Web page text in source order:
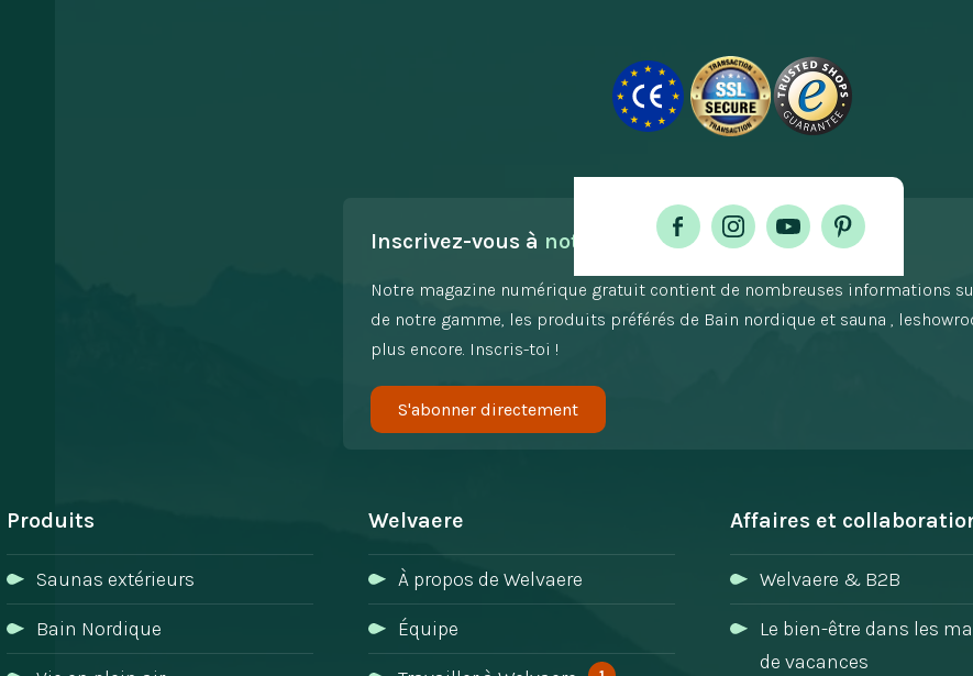
Inscrivez-vous à notre newsletter !
Notre magazine numérique gratuit contient de nombreuses informations
de notre gamme, les produits préférés de Bain nordique et sauna ,
plus encore. Inscris-toi !
S'abonner directement
Produits
Saunas extérieurs
Bain Nordique
Welvaere
À propos de Welvaere
Équipe
Affaires et
Welvaere & B2B
Le bien-être dans les
de vacances